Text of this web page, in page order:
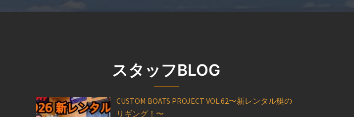
スタッフBLOG
CUSTOM BOATS PROJECT VOL.62〜新レンタル艇の
リギング！〜